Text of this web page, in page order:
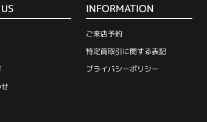
INFORMATION
ご来店予約
特定商取引に関する表記
プライバシーポリシー